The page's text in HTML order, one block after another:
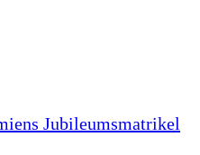
Jubileumsmatrikel